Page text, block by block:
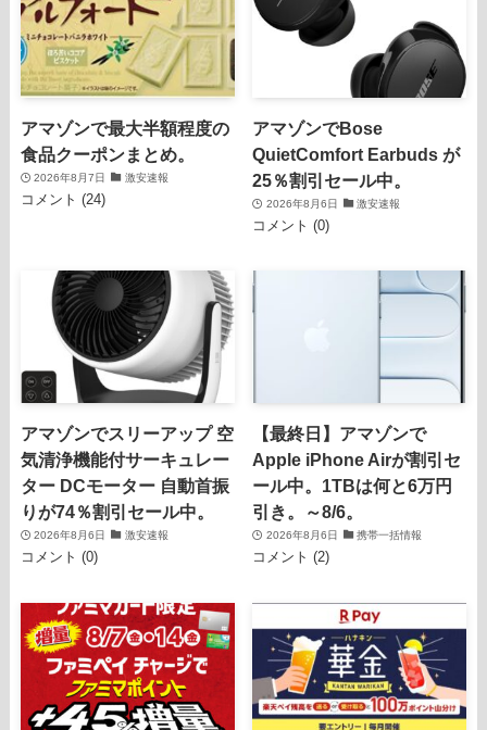
アマゾンで最大半額程度の
食品クーポンまとめ。
2026年8月7日 激安速報
コメント (24)
アマゾンでBose
QuietComfort Earbuds が
25％割引セール中。
2026年8月6日 激安速報
コメント (0)
アマゾンでスリーアップ 空
気清浄機能付サーキュレー
ター DCモーター 自動首振
りが74％割引セール中。
2026年8月6日 激安速報
コメント (0)
【最終日】アマゾンで
Apple iPhone Airが割引セ
ール中。1TBは何と6万円
引き。～8/6。
2026年8月6日 携帯一括情報
コメント (2)